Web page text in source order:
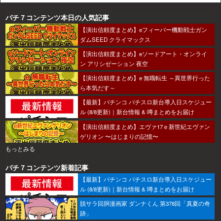
パチ７コンテンツ本日の人気記事
【演出信頼度まとめ】eフィーバー機動戦士ガン
ダムSEED クライマックス
【演出信頼度まとめ】eソードアート・オンライ
ン アリシゼーション 夜空
【演出信頼度まとめ】e 無職転生 ～異世界行った
ら本気だす～
【最新】パチンコ パチスロ新台導入日スケジュー
ル (8/8更新)｜新台情報 & 噂まとめをお届け
【演出信頼度まとめ】エヴァ17ｅ新世紀エヴァン
ゲリオン 〜はじまりの記憶〜
もっとみる
パチ７コンテンツ新着記事
【最新】パチンコ パチスロ新台導入日スケジュー
ル (8/8更新)｜新台情報 & 噂まとめをお届け
脱サラ回胴漫画家 ダンナくん 第378回「真夏の奇
跡」